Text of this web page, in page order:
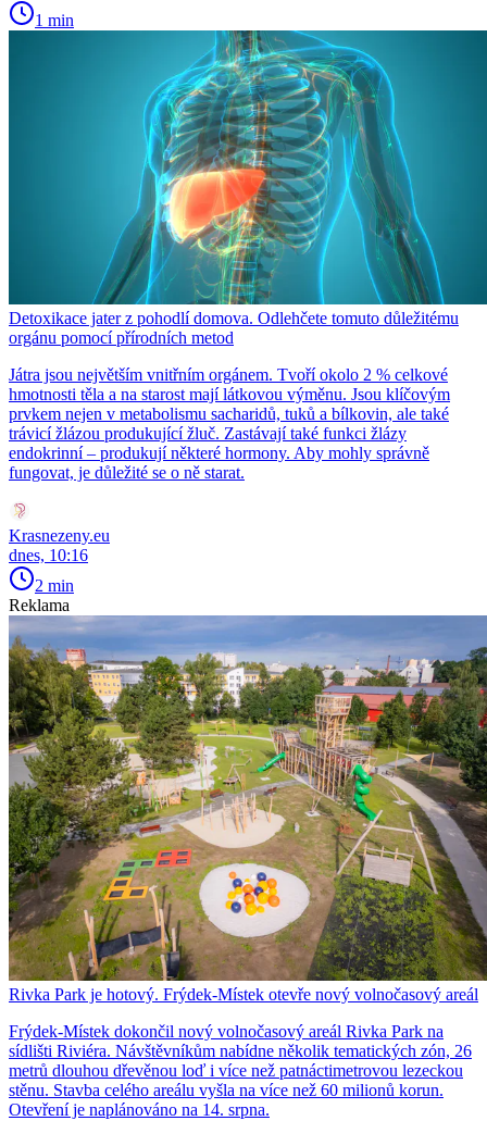
1 min
Detoxikace jater z pohodlí domova. Odlehčete tomuto důležitému
orgánu pomocí přírodních metod
Játra jsou největším vnitřním orgánem. Tvoří okolo 2 % celkové
hmotnosti těla a na starost mají látkovou výměnu. Jsou klíčovým
prvkem nejen v metabolismu sacharidů, tuků a bílkovin, ale také
trávicí žlázou produkující žluč. Zastávají také funkci žlázy
endokrinní – produkují některé hormony. Aby mohly správně
fungovat, je důležité se o ně starat.
Krasnezeny.eu
dnes, 10:16
2 min
Reklama
Rivka Park je hotový. Frýdek-Místek otevře nový volnočasový areál
Frýdek-Místek dokončil nový volnočasový areál Rivka Park na
sídlišti Riviéra. Návštěvníkům nabídne několik tematických zón, 26
metrů dlouhou dřevěnou loď i více než patnáctimetrovou lezeckou
stěnu. Stavba celého areálu vyšla na více než 60 milionů korun.
Otevření je naplánováno na 14. srpna.